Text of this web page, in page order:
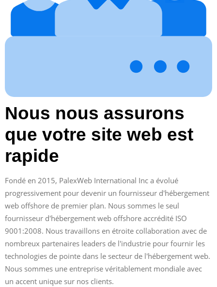
Nous nous assurons
que votre site web est
rapide
Fondé en 2015, PalexWeb International Inc a évolué
progressivement pour devenir un fournisseur d'hébergement
web offshore de premier plan. Nous sommes le seul
fournisseur d'hébergement web offshore accrédité ISO
9001:2008. Nous travaillons en étroite collaboration avec de
nombreux partenaires leaders de l'industrie pour fournir les
technologies de pointe dans le secteur de l'hébergement web.
Nous sommes une entreprise véritablement mondiale avec
un accent unique sur nos clients.